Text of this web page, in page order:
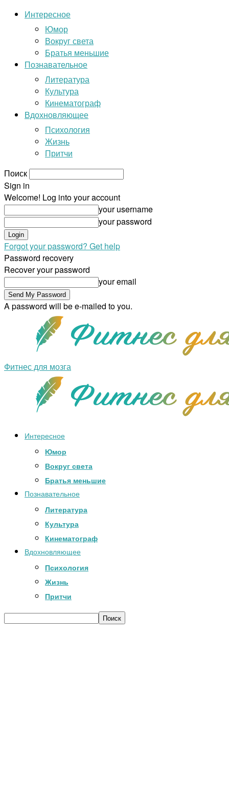
Интересное
Юмор
Вокруг света
Братья меньшие
Познавательное
Литература
Культура
Кинематограф
Вдохновляющее
Психология
Жизнь
Притчи
Поиск
Sign in
Welcome! Log into your account
your username
your password
Forgot your password? Get help
Password recovery
Recover your password
your email
A password will be e-mailed to you.
Фитнес для мозга
Интересное
Юмор
Вокруг света
Братья меньшие
Познавательное
Литература
Культура
Кинематограф
Вдохновляющее
Психология
Жизнь
Притчи